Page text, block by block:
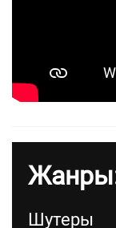
Шутеры